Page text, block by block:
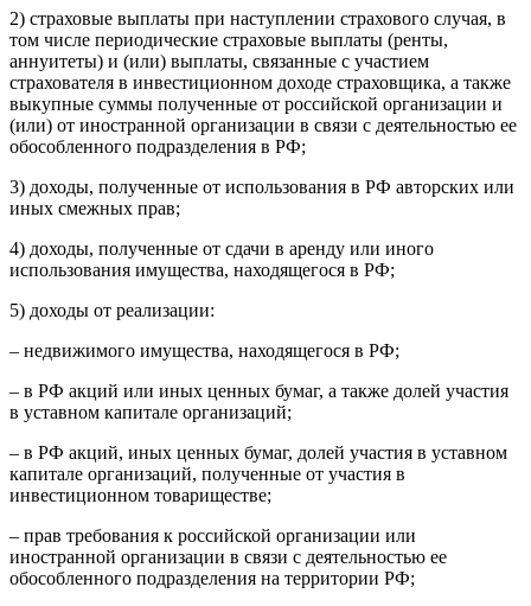
2) страховые выплаты при наступлении страхового случая, в
том числе периодические страховые выплаты (ренты,
аннуитеты) и (или) выплаты, связанные с участием
страхователя в инвестиционном доходе страховщика, а также
выкупные суммы полученные от российской организации и
(или) от иностранной организации в связи с деятельностью ее
обособленного подразделения в РФ;
3) доходы, полученные от использования в РФ авторских или
иных смежных прав;
4) доходы, полученные от сдачи в аренду или иного
использования имущества, находящегося в РФ;
5) доходы от реализации:
– недвижимого имущества, находящегося в РФ;
– в РФ акций или иных ценных бумаг, а также долей участия
в уставном капитале организаций;
– в РФ акций, иных ценных бумаг, долей участия в уставном
капитале организаций, полученные от участия в
инвестиционном товариществе;
– прав требования к российской организации или
иностранной организации в связи с деятельностью ее
обособленного подразделения на территории РФ;